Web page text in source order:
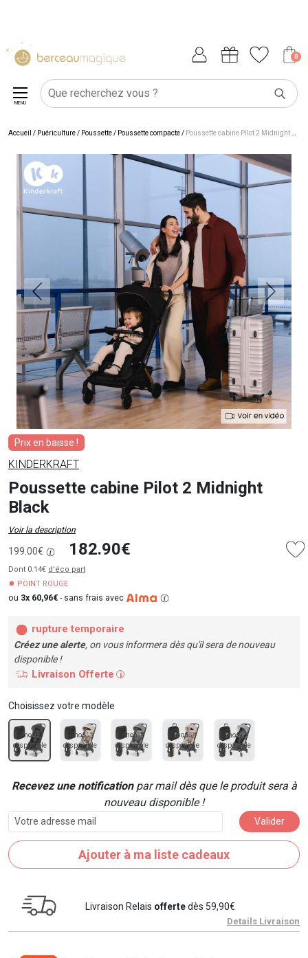
0
MENU
Accueil / Puériculture/ Poussette/ Poussette compacte/ Poussette cabine Pilot 2 Midnight Black
Prix en baisse !
KINDERKRAFT
Poussette cabine Pilot 2 Midnight
Black
Voir la description
199.00€ 182.90€
Dont 0.14€ d’éco part
POINT ROUGE
ou 3x 60,96€ - sans frais avec
rupture temporaire
Créez une alerte, on vous informera dès qu'il sera de nouveau
disponible !
Livraison Offerte i
Choisissez votre modèle
non
disponible
non
disponible
non
disponible
non
disponible
non
disponible
Recevez une notificationpar mail dès que le produit sera à
nouveau disponible !
Valider
Ajouter à ma liste cadeaux
Livraison Relais offertedès 59,90€
Details Livraison